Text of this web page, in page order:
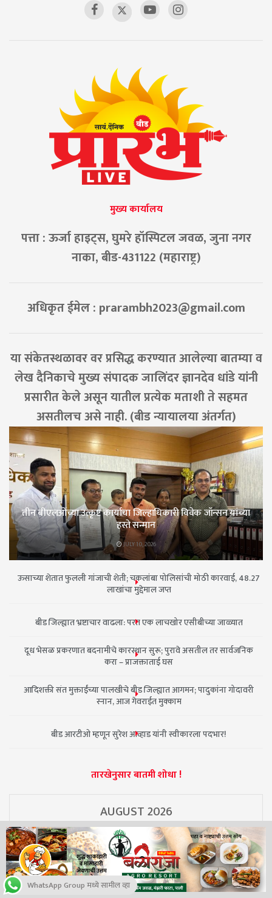
मुख्य कार्यालय
पत्ता : ऊर्जा हाइट्स, घुमरे हॉस्पिटल जवळ, जुना नगर
नाका, बीड-431122 (महाराष्ट्र)
अधिकृत ईमेल : prarambh2023@gmail.com
या संकेतस्थळावर वर प्रसिद्ध करण्यात आलेल्या बातम्या व
लेख दैनिकाचे मुख्य संपादक जालिंदर ज्ञानदेव धांडे यांनी
प्रसारीत केले असून यातील प्रत्येक मताशी ते सहमत
असतीलच असे नाही. (बीड न्यायालया अंतर्गत)
तीन बीएलओंच्या उत्कृष्ट कार्याचा जिल्हाधिकारी विवेक जॉन्सन यांच्या
हस्ते सन्मान
JULY 10, 2026
ऊसाच्या शेतात फुलली गांजाची शेती; चकलांबा पोलिसांची मोठी कारवाई, 48.27
लाखांचा मुद्देमाल जप्त
बीड जिल्ह्यात भ्रष्टाचार वाढला: परत एक लाचखोर एसीबीच्या जाळ्यात
दूध भेसळ प्रकरणात बदनामीचे कारस्थान सुरू; पुरावे असतील तर सार्वजनिक
करा – प्राजक्ताताई घस
आदिशक्ती संत मुक्ताईंच्या पालखीचे बीड जिल्ह्यात आगमन; पादुकांना गोदावरी
स्नान, आज गेवराईत मुक्काम
बीड आरटीओ म्हणून सुरेश आव्हाड यांनी स्वीकारला पदभार!
तारखेनुसार बातमी शोधा !
AUGUST 2026
M T W T F S S
1 2
WhatsApp Group मध्ये सामील व्हा